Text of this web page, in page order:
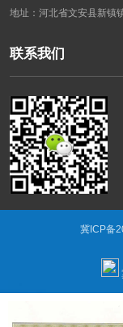
地址：河北省文安县新镇
联系我们
冀ICP备